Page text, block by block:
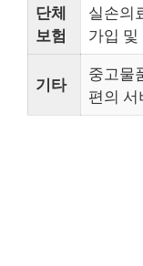
단체
보험
실손의
가입
기타
중고물
편의 서